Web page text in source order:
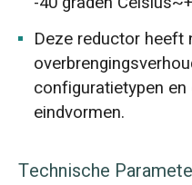
Deze reductor heeft
configuratietypen
eindvormen.
Technische